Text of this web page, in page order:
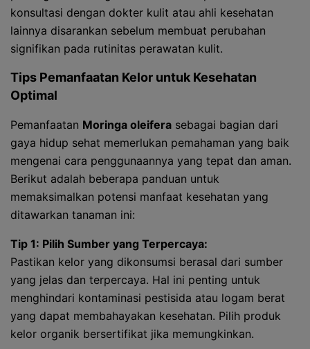
konsultasi dengan dokter kulit atau ahli kesehatan
lainnya disarankan sebelum membuat perubahan
signifikan pada rutinitas perawatan kulit.
Tips Pemanfaatan Kelor untuk Kesehatan
Optimal
Pemanfaatan Moringa oleifera sebagai bagian dari
gaya hidup sehat memerlukan pemahaman yang baik
mengenai cara penggunaannya yang tepat dan aman.
Berikut adalah beberapa panduan untuk
memaksimalkan potensi manfaat kesehatan yang
ditawarkan tanaman ini:
Tip 1: Pilih Sumber yang Terpercaya:
Pastikan kelor yang dikonsumsi berasal dari sumber
yang jelas dan terpercaya. Hal ini penting untuk
menghindari kontaminasi pestisida atau logam berat
yang dapat membahayakan kesehatan. Pilih produk
kelor organik bersertifikat jika memungkinkan.